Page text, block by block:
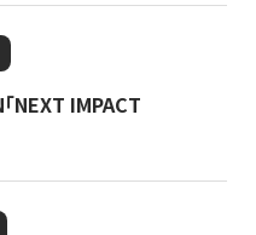
NEXT IMPACT